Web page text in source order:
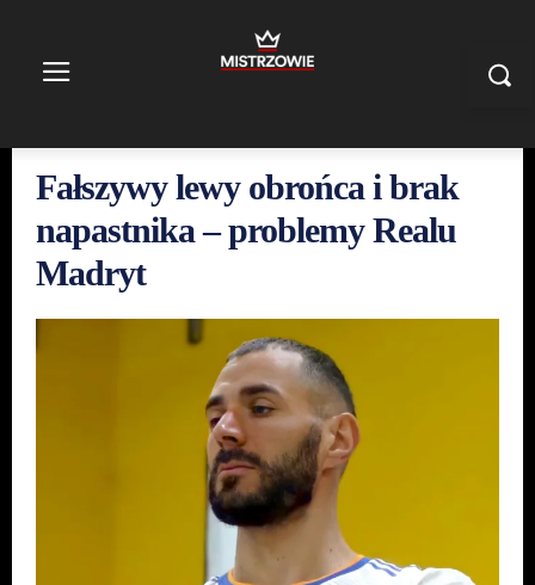
Fałszywy lewy obrońca i brak
napastnika – problemy Realu
Madryt